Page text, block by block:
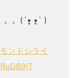
。。(´•̥ •̥` )
ンドシライ